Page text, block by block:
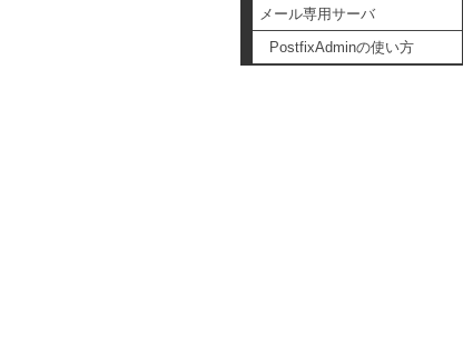
メール専用サーバ
PostfixAdminの使い方